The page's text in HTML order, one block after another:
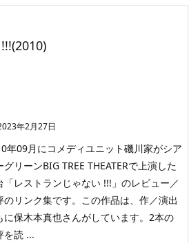
年2月27日
年09月にコメディユニット磯川家がシア
グリーンBIG TREE THEATERで上演した
「レストランじゃない !!!」のレビュー／
のリンク集です。この作品は、作／演出
に保木本真也さんがしています。2本の
を読 ...